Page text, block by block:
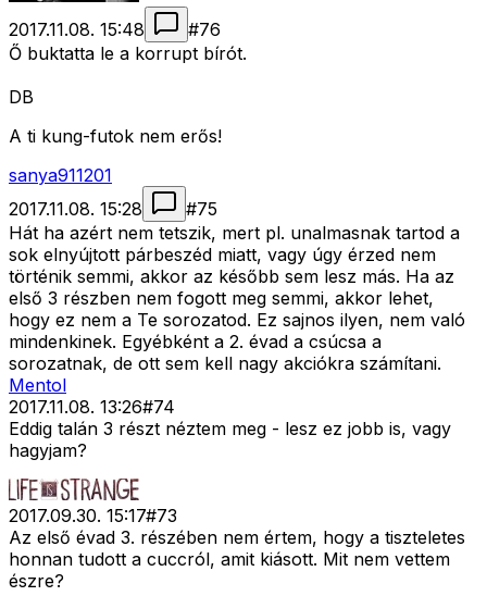
2017.11.08. 15:48 #76
Ő buktatta le a korrupt bírót.
DB
A ti kung-futok nem erős!
sanya911201
2017.11.08. 15:28
#75
Hát ha azért nem tetszik, mert pl. unalmasnak tartod a
sok elnyújtott párbeszéd miatt, vagy úgy érzed nem
történik semmi, akkor az később sem lesz más. Ha az
első 3 részben nem fogott meg semmi, akkor lehet,
hogy ez nem a Te sorozatod. Ez sajnos ilyen, nem való
mindenkinek. Egyébként a 2. évad a csúcsa a
sorozatnak, de ott sem kell nagy akciókra számítani.
Mentol
2017.11.08. 13:26#74
Eddig talán 3 részt néztem meg - lesz ez jobb is, vagy
hagyjam?
2017.09.30. 15:17#73
Az első évad 3. részében nem értem, hogy a tiszteletes
honnan tudott a cuccról, amit kiásott. Mit nem vettem
észre?